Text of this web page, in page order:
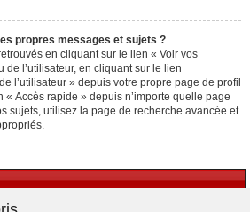
propres messages et sujets ?
en cliquant sur le lien « Voir vos
l’utilisateur, en cliquant sur le lien
l’utilisateur » depuis votre propre page de profil
Accès rapide » depuis n’importe quelle page
sujets, utilisez la page de recherche avancée et